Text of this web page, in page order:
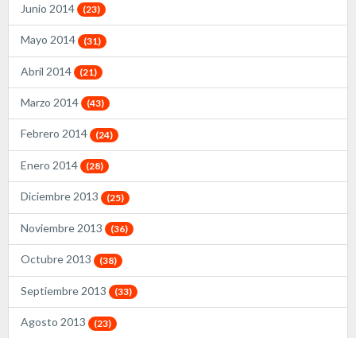
Junio 2014 (23)
Mayo 2014 (31)
Abril 2014 (21)
Marzo 2014 (43)
Febrero 2014 (24)
Enero 2014 (28)
Diciembre 2013 (25)
Noviembre 2013 (36)
Octubre 2013 (38)
Septiembre 2013 (33)
Agosto 2013 (23)